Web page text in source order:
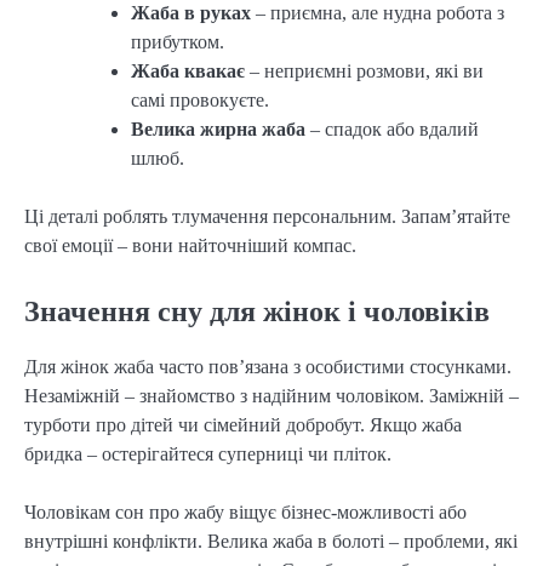
Жаба в руках – приємна, але нудна робота з
прибутком.
Жаба квакає – неприємні розмови, які ви
самі провокуєте.
Велика жирна жаба – спадок або вдалий
шлюб.
Ці деталі роблять тлумачення персональним. Запам’ятайте
свої емоції – вони найточніший компас.
Значення сну для жінок і чоловіків
Для жінок жаба часто пов’язана з особистими стосунками.
Незаміжній – знайомство з надійним чоловіком. Заміжній –
турботи про дітей чи сімейний добробут. Якщо жаба
бридка – остерігайтеся суперниці чи пліток.
Чоловікам сон про жабу віщує бізнес-можливості або
внутрішні конфлікти. Велика жаба в болоті – проблеми, які